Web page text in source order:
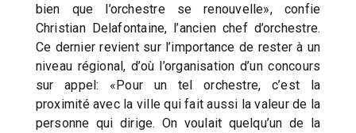
bien que l’orchestre se renouvelle», confie
Christian Delafontaine, l’ancien chef d’orchestre.
Ce dernier revient sur l’importance de rester à un
niveau régional, d’où l’organisation d’un concours
sur appel: «Pour un tel orchestre, c’est la
proximité avec la ville qui fait aussi la valeur de la
personne qui dirige. On voulait quelqu’un de la